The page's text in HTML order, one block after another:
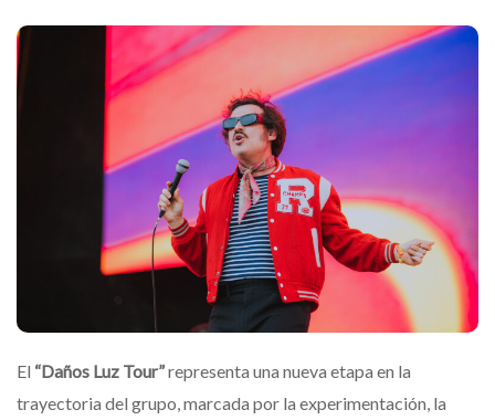
El “Daños Luz Tour”representa una nueva etapa en la
trayectoria del grupo, marcada por la experimentación, la